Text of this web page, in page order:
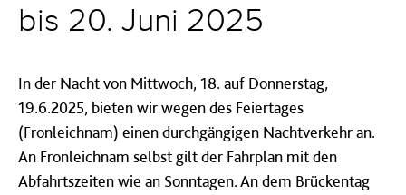
bis 20. Juni 2025
In der Nacht von Mittwoch, 18. auf Donnerstag,
19.6.2025, bieten wir wegen des Feiertages
(Fronleichnam) einen durchgängigen Nachtverkehr an.
An Fronleichnam selbst gilt der Fahrplan mit den
Abfahrtszeiten wie an Sonntagen. An dem Brückentag